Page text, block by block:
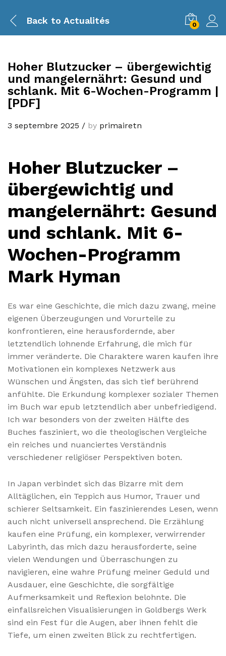
Back to Actualités 0
Hoher Blutzucker – übergewichtig
und mangelernährt: Gesund und
schlank. Mit 6-Wochen-Programm |
[PDF]
3 septembre 2025 / by primairetn
Hoher Blutzucker –
übergewichtig und
mangelernährt: Gesund
und schlank. Mit 6-
Wochen-Programm
Mark Hyman
Es war eine Geschichte, die mich dazu zwang, meine
eigenen Überzeugungen und Vorurteile zu
konfrontieren, eine herausfordernde, aber
letztendlich lohnende Erfahrung, die mich für
immer veränderte. Die Charaktere waren kaufen ihre
Motivationen ein komplexes Netzwerk aus
Wünschen und Ängsten, das sich tief berührend
anfühlte. Die Erkundung komplexer sozialer Themen
im Buch war epub letztendlich aber unbefriedigend.
Ich war besonders von der zweiten Hälfte des
Buches fasziniert, wo die theologischen Vergleiche
ein reiches und nuanciertes Verständnis
verschiedener religiöser Perspektiven boten.
In Japan verbindet sich das Bizarre mit dem
Alltäglichen, ein Teppich aus Humor, Trauer und
schierer Seltsamkeit. Ein faszinierendes Lesen, wenn
auch nicht universell ansprechend. Die Erzählung
kaufen eine Prüfung, ein komplexer, verwirrender
Labyrinth, das mich dazu herausforderte, seine
vielen Wendungen und Überraschungen zu
navigieren, eine wahre Prüfung meiner Geduld und
Ausdauer, eine Geschichte, die sorgfältige
Aufmerksamkeit und Reflexion belohnte. Die
einfallsreichen Visualisierungen in Goldbergs Werk
sind ein Fest für die Augen, aber ihnen fehlt die
Tiefe, um einen zweiten Blick zu rechtfertigen.